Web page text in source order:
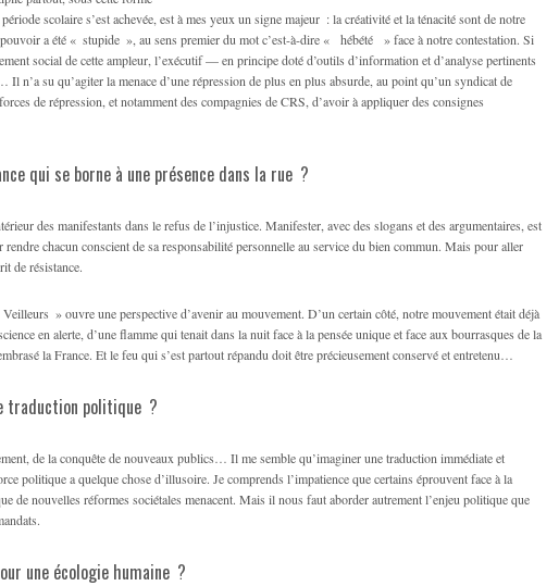
scolaire s’est achevée, est à mes yeux un signe majeur : la créativité et la ténacité sont de notre
a été « stupide », au sens premier du mot c’est-à-dire « hébété » face à notre contestation. Si
social de cette ampleur, l’exécutif — en principe doté d’outils d’information et d’analyse pertinents
n’a su qu’agiter la menace d’une répression de plus en plus absurde, au point qu’un syndicat de
de répression, et notamment des compagnies de CRS, d’avoir à appliquer des consignes
qui se borne à une présence dans la rue ?
des manifestants dans le refus de l’injustice. Manifester, avec des slogans et des argumentaires, est
rendre chacun conscient de sa responsabilité personnelle au service du bien commun. Mais pour aller
de résistance.
» ouvre une perspective d’avenir au mouvement. D’un certain côté, notre mouvement était déjà
en alerte, d’une flamme qui tenait dans la nuit face à la pensée unique et face aux bourrasques de la
la France. Et le feu qui s’est partout répandu doit être précieusement conservé et entretenu…
traduction politique ?
de la conquête de nouveaux publics… Il me semble qu’imaginer une traduction immédiate et
politique a quelque chose d’illusoire. Je comprends l’impatience que certains éprouvent face à la
de nouvelles réformes sociétales me­nacent. Mais il nous faut aborder autrement l’enjeu politique que
une écologie humaine ?